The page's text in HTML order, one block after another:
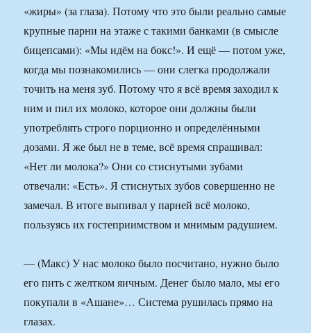
«жиры» (за глаза). Потому что это были реально самые
крупные парни на этаже с такими банками (в смысле
бицепсами): «Мы идём на бокс!». И ещё — потом уже,
когда мы познакомились — они слегка продолжали
точить на меня зуб. Потому что я всё время заходил к
ним и пил их молоко, которое они должны были
употреблять строго порционно и определёнными
дозами. Я же был не в теме, всё время спрашивал:
«Нет ли молока?» Они со стиснутыми зубами
отвечали: «Есть». Я стиснутых зубов совершенно не
замечал. В итоге выпивал у парней всё молоко,
пользуясь их гостеприимством и мнимым радушием.
— (Макс) У нас молоко было посчитано, нужно было
его пить с желтком яичным. Денег было мало, мы его
покупали в «Ашане»… Система рушилась прямо на
глазах.